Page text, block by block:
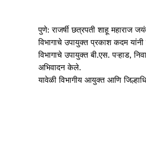
पुणे: राजर्षी छत्रपती शाहू महाराज
विभागाचे उपायुक्त प्रकाश कदम यांनी
विभागाचे उपायुक्त बी.एस. पऱ्हाड,
अभिवादन केले.
यावेळी विभागीय आयुक्त आणि